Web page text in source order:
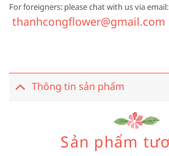
For foreigners: please chat with us via email:
thanhcongflower@gmail.com
Thông tin sản phẩm
Sản phẩm